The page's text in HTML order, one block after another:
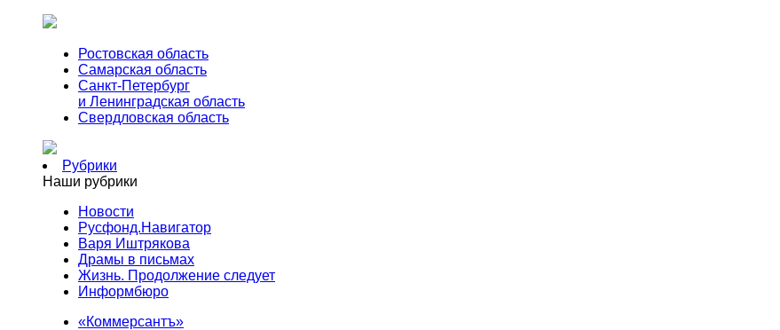
Ростовская область
Самарская область
Санкт-Петербург
и Ленинградская область
Свердловская область
Рубрики
Наши рубрики
Новости
Русфонд.Навигатор
Варя Иштрякова
Драмы в письмах
Жизнь. Продолжение следует
Информбюро
«Коммерсантъ»